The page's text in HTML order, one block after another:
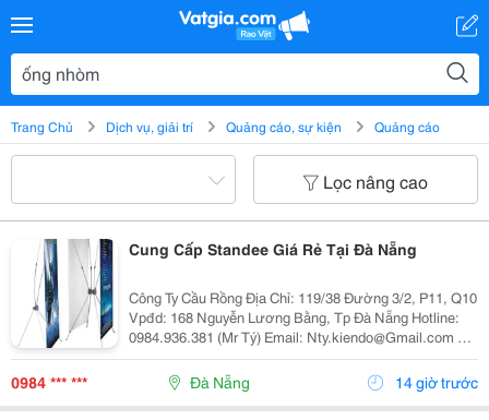
Trang Chủ Dịch vụ, giải trí Quảng cáo, sự kiện Quảng cáo
Lọc nâng cao
Cung Cấp Standee Giá Rẻ Tại Đà Nẵng
Công Ty Cầu Rồng Địa Chỉ: 119/38 Đường 3/2, P11, Q10
Vpđd: 168 Nguyễn Lương Bằng, Tp Đà Nẵng Hotline:
0984.936.381 (Mr Tý) Email: Nty.kiendo@Gmail.com Thi
Công Mặt Dựng Nhôm Alu - Với Các
0984 *** *** Đà Nẵng 14 giờ trước